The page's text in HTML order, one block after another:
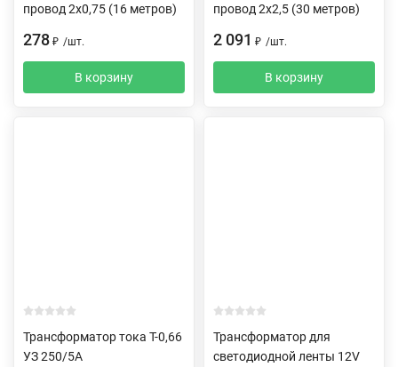
провод 2х0,75 (16 метров)
278 ₽ /шт.
В корзину
провод 2х2,5 (30 метров)
2 091 ₽ /шт.
В корзину
Трансформатор тока Т-0,66
УЗ 250/5А
Трансформатор для
светодиодной ленты 12V